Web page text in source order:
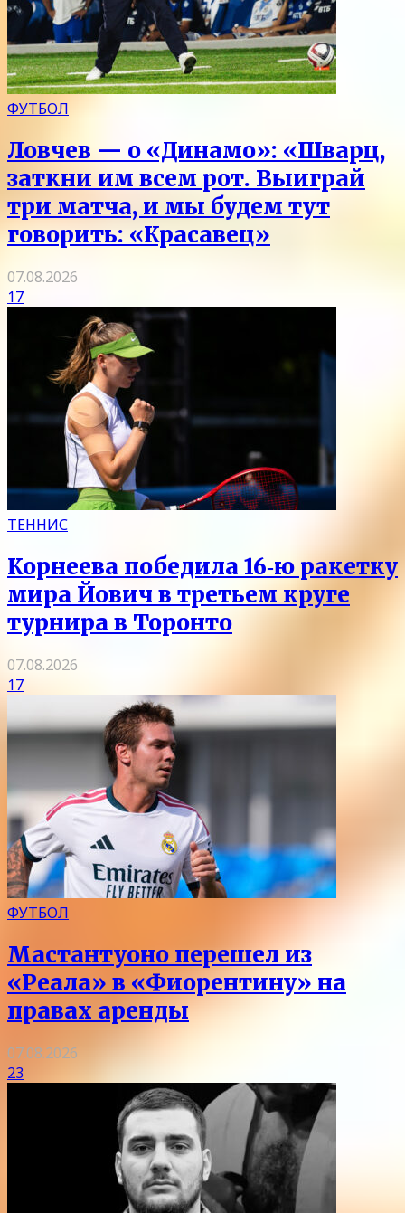
ФУТБОЛ
Ловчев — о «Динамо»: «Шварц,
заткни им всем рот. Выиграй
три матча, и мы будем тут
говорить: «Красавец»
07.08.2026
17
ТЕННИС
Корнеева победила 16‑ю ракетку
мира Йович в третьем круге
турнира в Торонто
07.08.2026
17
ФУТБОЛ
Мастантуоно перешел из
«Реала» в «Фиорентину» на
правах аренды
07.08.2026
23